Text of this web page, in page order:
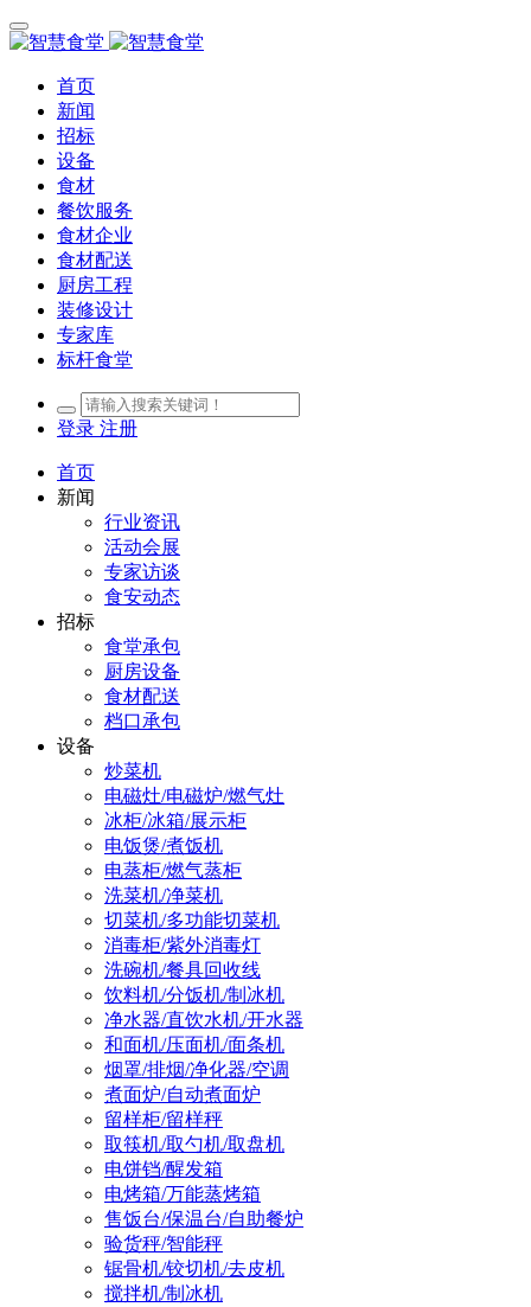
首页
新闻
招标
设备
食材
餐饮服务
食材企业
食材配送
厨房工程
装修设计
专家库
标杆食堂
登录 注册
首页
新闻
行业资讯
活动会展
专家访谈
食安动态
招标
食堂承包
厨房设备
食材配送
档口承包
设备
炒菜机
电磁灶/电磁炉/燃气灶
冰柜/冰箱/展示柜
电饭煲/煮饭机
电蒸柜/燃气蒸柜
洗菜机/净菜机
切菜机/多功能切菜机
消毒柜/紫外消毒灯
洗碗机/餐具回收线
饮料机/分饭机/制冰机
净水器/直饮水机/开水器
和面机/压面机/面条机
烟罩/排烟/净化器/空调
煮面炉/自动煮面炉
留样柜/留样秤
取筷机/取勺机/取盘机
电饼铛/醒发箱
电烤箱/万能蒸烤箱
售饭台/保温台/自助餐炉
验货秤/智能秤
锯骨机/铰切机/去皮机
搅拌机/制冰机